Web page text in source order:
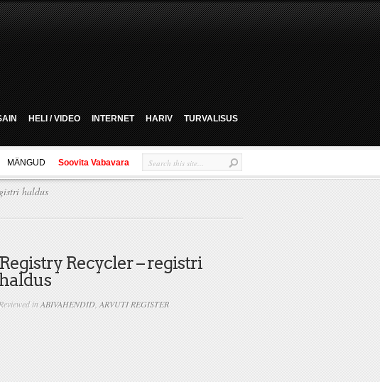
HELI / VIDEO INTERNET HARIV TURVALISUS
MÄNGUD Soovita Vabavara
haldus
Registry Recycler – registri
haldus
Reviewed inABIVAHENDID ARVUTI REGISTER